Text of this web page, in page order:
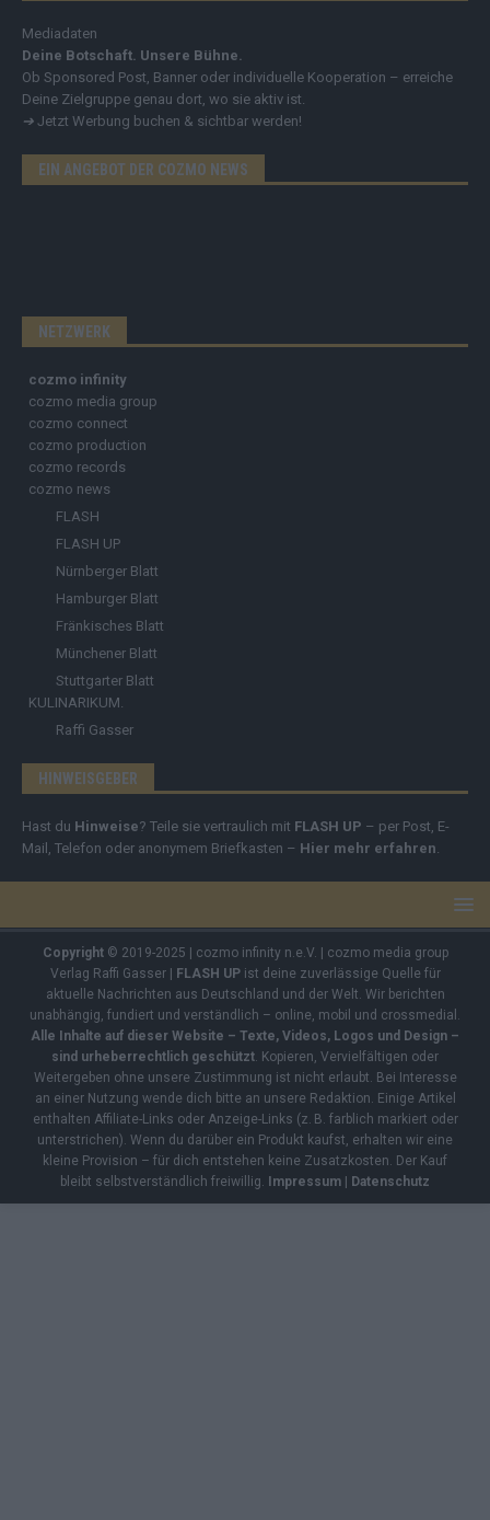
Mediadaten
Deine Botschaft. Unsere Bühne.
Ob Sponsored Post, Banner oder individuelle Kooperation – erreiche
Deine Zielgruppe genau dort, wo sie aktiv ist.
➔ Jetzt Werbung buchen & sichtbar werden!
EIN ANGEBOT DER COZMO NEWS
NETZWERK
cozmo infinity
cozmo media group
cozmo connect
cozmo production
cozmo records
cozmo news
FLASH
FLASH UP
Nürnberger Blatt
Hamburger Blatt
Fränkisches Blatt
Münchener Blatt
Stuttgarter Blatt
KULINARIKUM.
Raffi Gasser
HINWEISGEBER
Hast du Hinweise? Teile sie vertraulich mit FLASH UP – per Post, E-
Mail, Telefon oder anonymem Briefkasten – Hier mehr erfahren
Copyright© 2019-2025 | cozmo infinity n.e.V. | cozmo media group
Verlag Raffi Gasser |
FLASH UPist deine zuverlässige Quelle für
aktuelle Nachrichten aus Deutschland und der Welt. Wir berichten
unabhängig, fundiert und verständlich – online, mobil und crossmedial.
Alle Inhalte auf dieser Website – Texte, Videos, Logos und Design –
sind urheberrechtlich geschützt. Kopieren, Vervielfältigen oder
Weitergeben ohne unsere Zustimmung ist nicht erlaubt. Bei Interesse
an einer Nutzung wende dich bitte an unsere Redaktion. Einige Artikel
enthalten Affiliate-Links oder Anzeige-Links (z. B. farblich markiert oder
unterstrichen). Wenn du darüber ein Produkt kaufst, erhalten wir eine
kleine Provision – für dich entstehen keine Zusatzkosten. Der Kauf
bleibt selbstverständlich freiwillig.
Impressum Datenschutz